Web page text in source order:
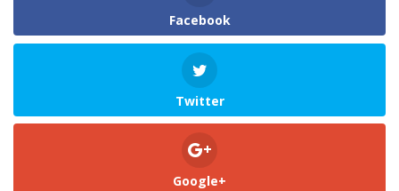
Facebook
Twitter
Google+